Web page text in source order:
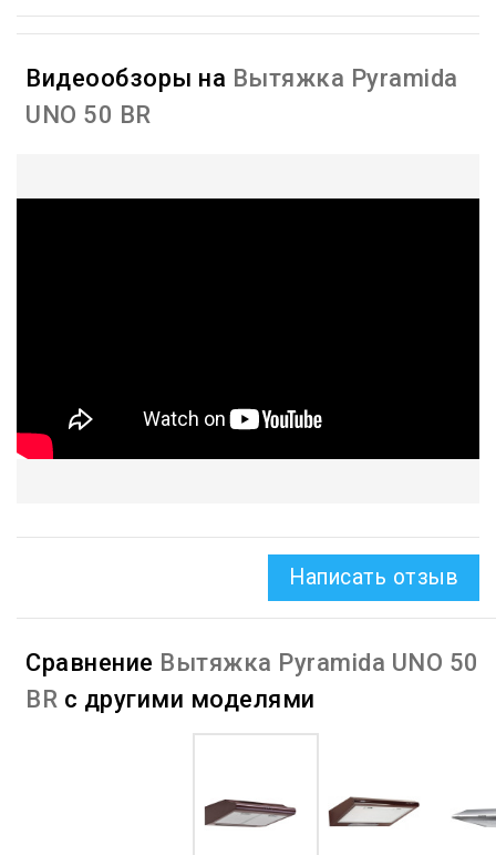
ситуациях бывает немаловажно — например, в холодное
Видеообзоры на Вытяжка Pyramida
UNO 50 BR
Написать отзыв
Сравнение Вытяжка Pyramida UNO 50
BR с другими моделями